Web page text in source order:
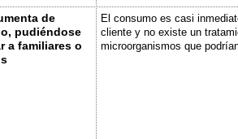
de
pudiéndose
a familiares o
El consumo es casi
cliente y no existe un
microorganismos que